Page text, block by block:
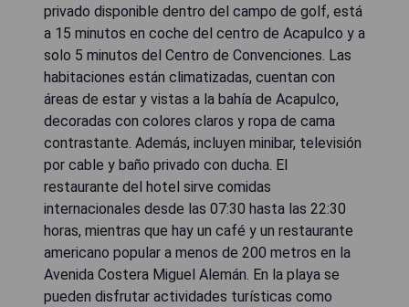
privado disponible dentro del campo de golf, está
a 15 minutos en coche del centro de Acapulco y a
solo 5 minutos del Centro de Convenciones. Las
habitaciones están climatizadas, cuentan con
áreas de estar y vistas a la bahía de Acapulco,
decoradas con colores claros y ropa de cama
contrastante. Además, incluyen minibar, televisión
por cable y baño privado con ducha. El
restaurante del hotel sirve comidas
internacionales desde las 07:30 hasta las 22:30
horas, mientras que hay un café y un restaurante
americano popular a menos de 200 metros en la
Avenida Costera Miguel Alemán. En la playa se
pueden disfrutar actividades turísticas como